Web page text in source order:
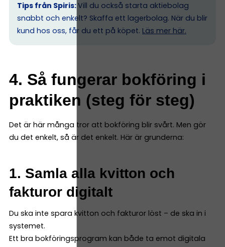
Tips från Spiris:Vill du också starta aktiebolag
snabbt och enkelt? Skaffa ett lagerbolag. När du blir
kund hos oss, får du ett på köpet. Läs mer här.
4. Så fungerar bokföring i
praktiken (steg för steg)
Det är här många tror att bokföring blir svårt. Men gör
du det enkelt, så är det enkelt. Här är grunderna:
1. Samla alla kvitton och
fakturor digitalt
Du ska inte spara kvitton och fakturor löst – de ska in i
systemet.
Ett bra bokföringsprogram kan både ta emot digitala